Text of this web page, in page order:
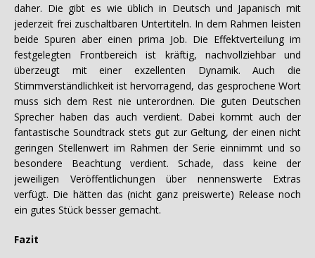
daher. Die gibt es wie üblich in Deutsch und Japanisch mit
jederzeit frei zuschaltbaren Untertiteln. In dem Rahmen leisten
beide Spuren aber einen prima Job. Die Effektverteilung im
festgelegten Frontbereich ist kräftig, nachvollziehbar und
überzeugt mit einer exzellenten Dynamik. Auch die
Stimmverständlichkeit ist hervorragend, das gesprochene Wort
muss sich dem Rest nie unterordnen. Die guten Deutschen
Sprecher haben das auch verdient. Dabei kommt auch der
fantastische Soundtrack stets gut zur Geltung, der einen nicht
geringen Stellenwert im Rahmen der Serie einnimmt und so
besondere Beachtung verdient. Schade, dass keine der
jeweiligen Veröffentlichungen über nennenswerte Extras
verfügt. Die hätten das (nicht ganz preiswerte) Release noch
ein gutes Stück besser gemacht.
Fazit